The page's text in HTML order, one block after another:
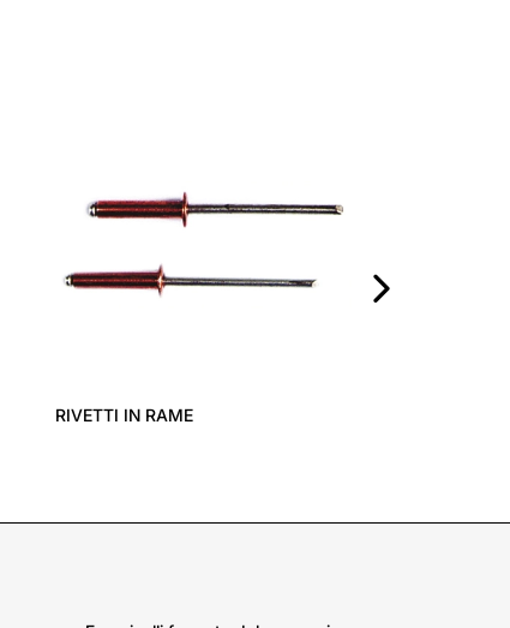
RIVETTI IN RAME